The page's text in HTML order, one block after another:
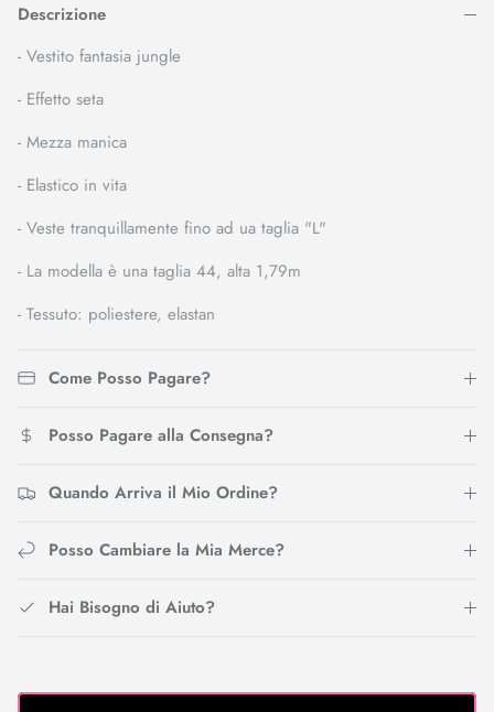
Descrizione
- Vestito fantasia jungle
- Effetto seta
- Mezza manica
- Elastico in vita
- Veste tranquillamente fino ad ua taglia "L"
- La modella è una taglia 44, alta 1,79m
- Tessuto: poliestere, elastan
Come Posso Pagare?
Posso Pagare alla Consegna?
Quando Arriva il Mio Ordine?
Posso Cambiare la Mia Merce?
Hai Bisogno di Aiuto?